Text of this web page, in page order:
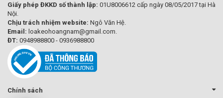
Giấy phép ĐKKD số thành lập: 01U8006612 cấp ngày 08/05/2017 tại Hà
Nội.
Chịu trách nhiệm website: Ngô Văn Hệ.
Email: loakeohoangnam@gmail.com.
ĐT: 0948988800 - 0936988800
Chính sách